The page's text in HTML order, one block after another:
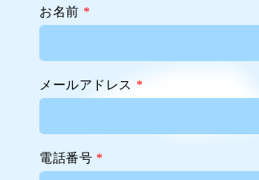
お名前 *
メールアドレス *
電話番号 *